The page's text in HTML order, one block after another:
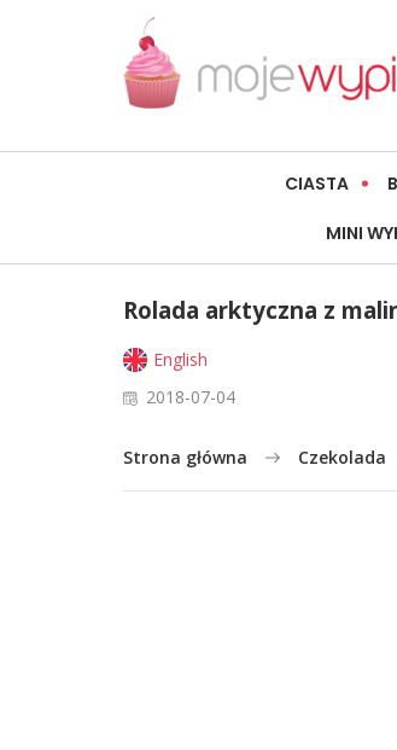
CIASTA
MINI
Rolada arktyczna z
English
2018-07-04
Strona główna Czekolada